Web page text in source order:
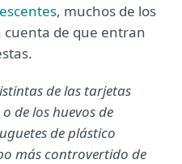
, muchos de los
cuenta de que entran
de las tarjetas
de los huevos de
de plástico
más controvertido de